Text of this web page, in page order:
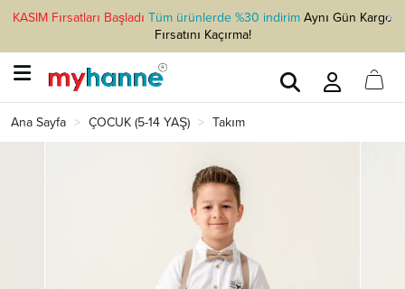
KASIM Fırsatları Başladı Tüm ürünlerde %30 indirimAynı Gün Kargo
Fırsatını Kaçırma!
Ana Sayfa ÇOCUK (5-14 YAŞ) Takım